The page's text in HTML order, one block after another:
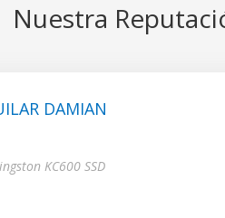
Nuestra
DAMIAN
KC600 SSD